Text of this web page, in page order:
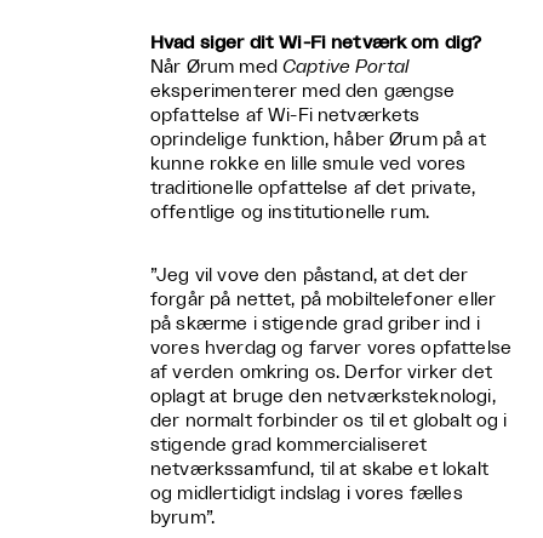
Hvad siger dit Wi-Fi netværk om dig?
Når Ørum med Captive Portal
eksperimenterer med den gængse
opfattelse af Wi-Fi netværkets
oprindelige funktion, håber Ørum på at
kunne rokke en lille smule ved vores
traditionelle opfattelse af det private,
offentlige og institutionelle rum.
”Jeg vil vove den påstand, at det der
forgår på nettet, på mobiltelefoner eller
på skærme i stigende grad griber ind i
vores hverdag og farver vores opfattelse
af verden omkring os. Derfor virker det
oplagt at bruge den netværksteknologi,
der normalt forbinder os til et globalt og i
stigende grad kommercialiseret
netværkssamfund, til at skabe et lokalt
og midlertidigt indslag i vores fælles
byrum”.